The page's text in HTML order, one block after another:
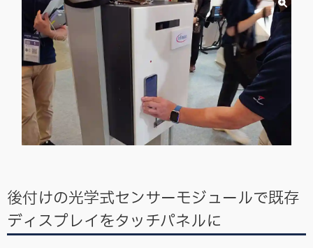
後付けの光学式センサーモジュールで既存
ディスプレイをタッチパネルに